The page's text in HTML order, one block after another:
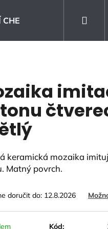
Kontakt
keramická mozaika
Matný povrch.
doručit do: 12.8.2026
Kód:
SANDWOOD